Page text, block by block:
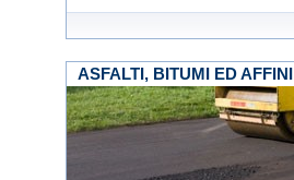
ASFALTI, BITUMI ED AFFINI